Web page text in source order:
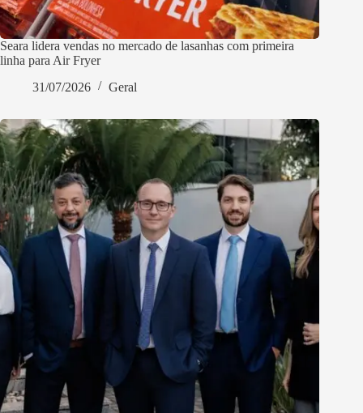
Seara lidera vendas no mercado de lasanhas com primeira
linha para Air Fryer
31/07/2026
Geral